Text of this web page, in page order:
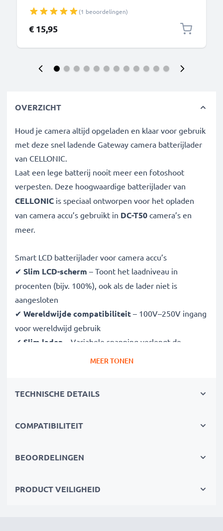
(1 beoordelingen)
€ 15,95
OVERZICHT
Houd je camera altijd opgeladen en klaar voor gebruik
met deze snel ladende Gateway camera batterijlader
van CELLONIC.
Laat een lege batterij nooit meer een fotoshoot
verpesten. Deze hoogwaardige batterijlader van
CELLONIC is speciaal ontworpen voor het opladen
van camera accu’s gebruikt in DC-T50 camera’s en
meer.
Smart LCD batterijlader voor camera accu’s
✔ Slim LCD-scherm – Toont het laadniveau in
procenten (bijv. 100%), ook als de lader niet is
aangesloten
✔ Wereldwijde compatibiliteit – 100V–250V ingang
voor wereldwijd gebruik
✔ Slim laden – Variabele spanning verlengt de
levensduur van de batterij
oververhitting en kortsluiting
Compact & reisklaar
cameratas
MEER TONEN
TECHNISCHE DETAILS
COMPATIBILITEIT
BEOORDELINGEN
PRODUCT VEILIGHEID